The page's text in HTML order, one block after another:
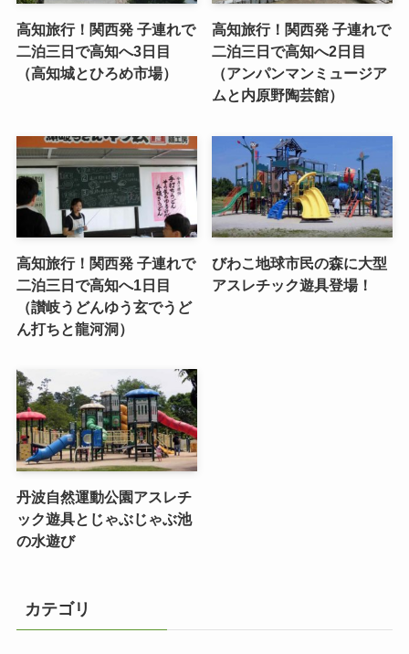
高知旅行！関西発 子連れで
二泊三日で高知へ3日目
（高知城とひろめ市場）
高知旅行！関西発 子連れで
二泊三日で高知へ2日目
（アンパンマンミュージア
ムと内原野陶芸館）
高知旅行！関西発 子連れで
二泊三日で高知へ1日目
（讃岐うどんゆう玄でうど
ん打ちと龍河洞）
びわこ地球市民の森に大型
アスレチック遊具登場！
丹波自然運動公園アスレチ
ック遊具とじゃぶじゃぶ池
の水遊び
カテゴリ